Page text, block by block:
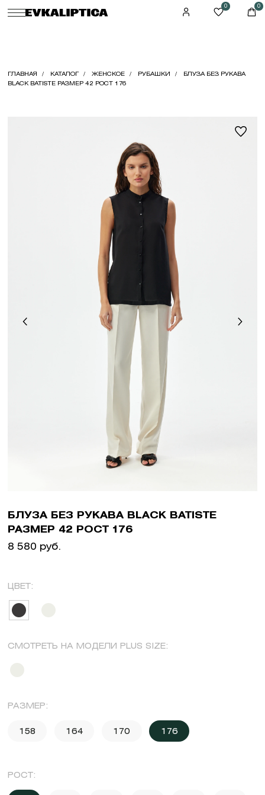
0 0
ГЛАВНАЯ КАТАЛОГ ЖЕНСКОЕ РУБАШКИ
БЛУЗА БЕЗ РУКАВА
BLACK BATISTE РАЗМЕР 42 РОСТ 176
БЛУЗА БЕЗ РУКАВА BLACK BATISTE
РАЗМЕР 42 РОСТ 176
8 580 руб.
ЦВЕТ:
СМОТРЕТЬ НА МОДЕЛИ PLUS SIZE:
РАЗМЕР:
158 164 170 176
РОСТ: